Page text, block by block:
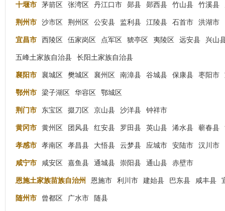
十堰市 茅箭区 张湾区 丹江口市 郧县 郧西县 竹山县 竹溪县
荆州市 沙市区 荆州区 公安县 监利县 江陵县 石首市 洪湖市
宜昌市 西陵区 伍家岗区 点军区 猇亭区 夷陵区 远安县 兴山
五峰土家族自治县 长阳土家族自治县
襄阳市 襄城区 樊城区 襄州区 南漳县 谷城县 保康县 枣阳市
鄂州市 梁子湖区 华容区 鄂城区
荆门市 东宝区 掇刀区 京山县 沙洋县 钟祥市
黄冈市 黄州区 团风县 红安县 罗田县 英山县 浠水县 蕲春县
孝感市 孝南区 孝昌县 大悟县 云梦县 应城市 安陆市 汉川市
咸宁市 咸安区 嘉鱼县 通城县 崇阳县 通山县 赤壁市
恩施土家族苗族自治州 恩施市 利川市 建始县 巴东县 咸丰县
随州市 曾都区 广水市 随县